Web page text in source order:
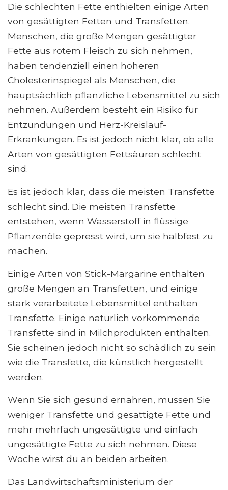
Die schlechten Fette enthielten einige Arten
von gesättigten Fetten und Transfetten.
Menschen, die große Mengen gesättigter
Fette aus rotem Fleisch zu sich nehmen,
haben tendenziell einen höheren
Cholesterinspiegel als Menschen, die
hauptsächlich pflanzliche Lebensmittel zu sich
nehmen. Außerdem besteht ein Risiko für
Entzündungen und Herz-Kreislauf-
Erkrankungen. Es ist jedoch nicht klar, ob alle
Arten von gesättigten Fettsäuren schlecht
sind.
Es ist jedoch klar, dass die meisten Transfette
schlecht sind. Die meisten Transfette
entstehen, wenn Wasserstoff in flüssige
Pflanzenöle gepresst wird, um sie halbfest zu
machen.
Einige Arten von Stick-Margarine enthalten
große Mengen an Transfetten, und einige
stark verarbeitete Lebensmittel enthalten
Transfette. Einige natürlich vorkommende
Transfette sind in Milchprodukten enthalten.
Sie scheinen jedoch nicht so schädlich zu sein
wie die Transfette, die künstlich hergestellt
werden.
Wenn Sie sich gesund ernähren, müssen Sie
weniger Transfette und gesättigte Fette und
mehr mehrfach ungesättigte und einfach
ungesättigte Fette zu sich nehmen. Diese
Woche wirst du an beiden arbeiten.
Das Landwirtschaftsministerium der